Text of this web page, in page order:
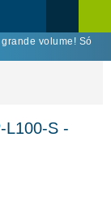
volume! Só
L100-S -